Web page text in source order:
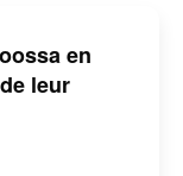
en
leur